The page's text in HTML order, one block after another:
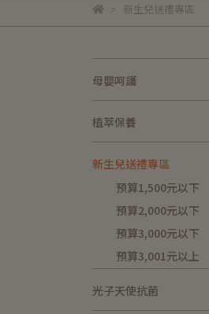
新生兒送禮專區
母嬰呵護
植萃保養
新生兒送禮專區
預算1,500元以下
預算2,000元以下
預算3,000元以下
預算3,001元以上
光子天使抗菌